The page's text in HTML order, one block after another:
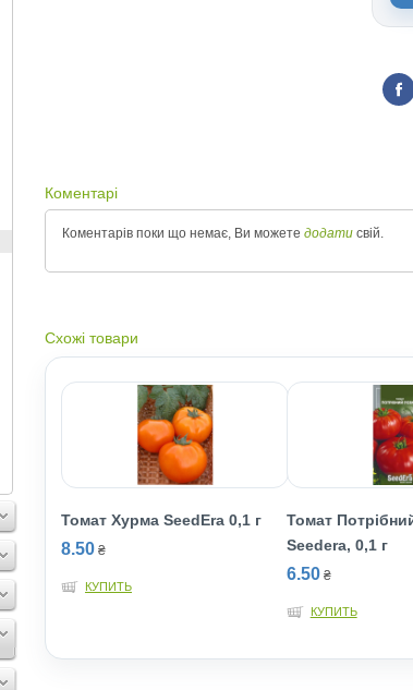
Коментарі
Коментарів поки що немає, Ви можете додати свій.
Схожі товари
Томат Хурма SeedEra 0,1 г
8.50 ₴
КУПИТЬ
Томат
Seedеra, 0,1 г
6.50 ₴
КУПИТЬ